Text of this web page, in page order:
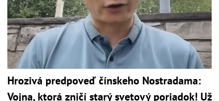
Hrozivá predpoveď čínskeho Nostradama:
Vojna, ktorá zničí starý svetový poriadok! Už